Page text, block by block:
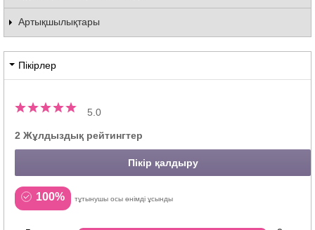
Артықшылықтары
Пікірлер
5.0
2 Жұлдыздық рейтингтер
Пікір қалдыру
100% тұтынушы осы өнімді ұсынды